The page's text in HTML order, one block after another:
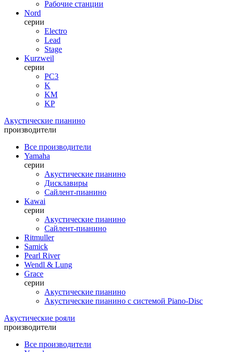
Рабочие станции
Nord
серии
Electro
Lead
Stage
Kurzweil
серии
PC3
K
KM
KP
Акустические пианино
производители
Все производители
Yamaha
серии
Акустические пианино
Дисклавиры
Сайлент-пианино
Kawai
серии
Акустические пианино
Сайлент-пианино
Ritmuller
Samick
Pearl River
Wendl & Lung
Grace
серии
Акустические пианино
Акустические пианино с системой Piano-Disc
Акустические рояли
производители
Все производители